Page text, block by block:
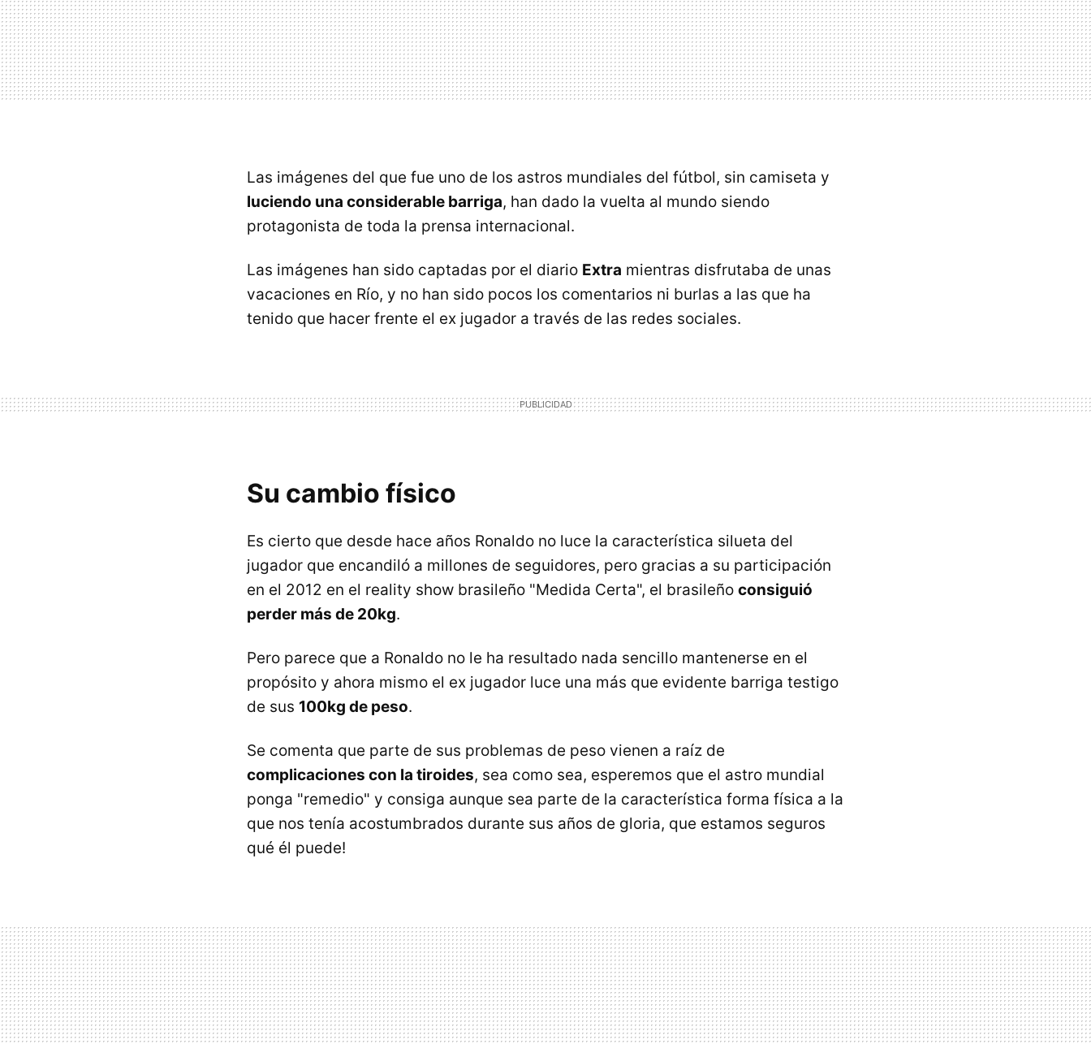
Las imágenes del que fue uno de los astros mundiales del fútbol, sin camiseta y
luciendo una considerable barriga, han dado la vuelta al mundo siendo
protagonista de toda la prensa internacional.
Las imágenes han sido captadas por el diario Extra mientras disfrutaba de unas
vacaciones en Río, y no han sido pocos los comentarios ni burlas a las que ha
tenido que hacer frente el ex jugador a través de las redes sociales.
Su cambio físico
Es cierto que desde hace años Ronaldo no luce la característica silueta del
jugador que encandiló a millones de seguidores, pero gracias a su participación
en el 2012 en el reality show brasileño "Medida Certa", el brasileño consiguió
perder más de 20kg.
Pero parece que a Ronaldo no le ha resultado nada sencillo mantenerse en el
propósito y ahora mismo el ex jugador luce una más que evidente barriga testigo
de sus 100kg de peso.
Se comenta que parte de sus problemas de peso vienen a raíz de
complicaciones con la tiroides, sea como sea, esperemos que el astro mundial
ponga "remedio" y consiga aunque sea parte de la característica forma física a la
que nos tenía acostumbrados durante sus años de gloria, que estamos seguros
qué él puede!